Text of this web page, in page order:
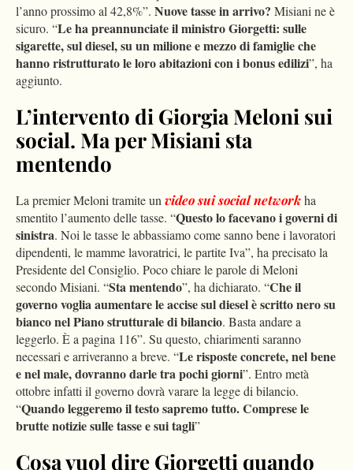
l’anno prossimo al 42,8%”. Nuove tasse in arrivo? Misiani ne è
sicuro. “Le ha preannunciate il ministro Giorgetti: sulle
sigarette, sul diesel, su un milione e mezzo di famiglie che
hanno ristrutturato le loro abitazioni con i bonus edilizi”, ha
aggiunto.
L’intervento di Giorgia Meloni sui
social. Ma per Misiani sta
mentendo
La premier Meloni tramite unvideo sui social networkha
smentito l’aumento delle tasse. “Questo lo facevano i governi di
sinistra. Noi le tasse le abbassiamo come sanno bene i lavoratori
dipendenti, le mamme lavoratrici, le partite Iva”, ha precisato la
Presidente del Consiglio. Poco chiare le parole di Meloni
secondo Misiani. “Sta mentendo”, ha dichiarato. “Che il
governo voglia aumentare le accise sul diesel è scritto nero su
bianco nel Piano strutturale di bilancio. Basta andare a
leggerlo. È a pagina 116”. Su questo, chiarimenti saranno
necessari e arriveranno a breve. “Le risposte concrete, nel bene
e nel male, dovranno darle tra pochi giorni”. Entro metà
ottobre infatti il governo dovrà varare la legge di bilancio.
“Quando leggeremo il testo sapremo tutto. Comprese le
brutte notizie sulle tasse e sui tagli”
Cosa vuol dire Giorgetti quando